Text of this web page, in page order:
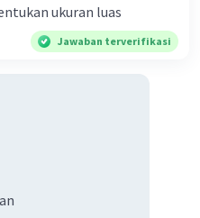
ukuran luas
Jawaban terverifikasi